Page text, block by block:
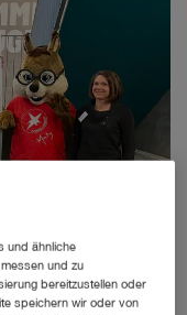
und ähnliche
und zu
bereitzustellen oder
speichern wir oder von